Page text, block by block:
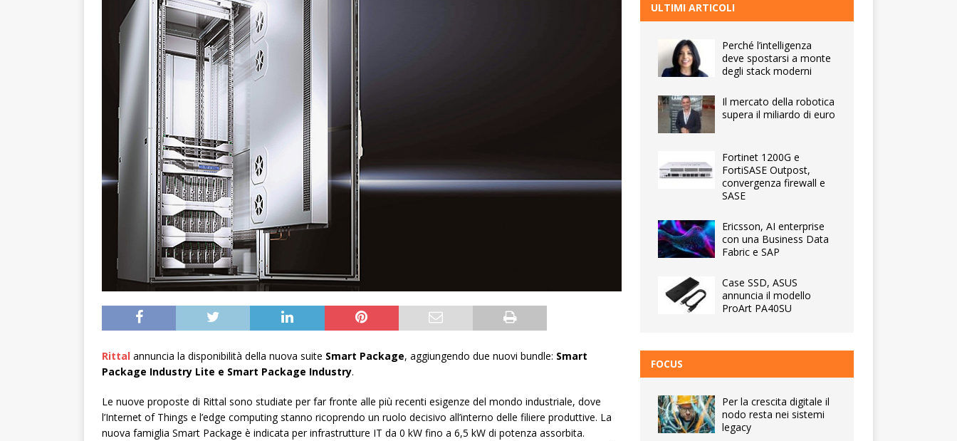
Rittal annuncia la disponibilità della nuova suite Smart Package, aggiungendo due nuovi bundle: Smart
Package Industry Lite e Smart Package Industry.
Le nuove proposte di Rittal sono studiate per far fronte alle più recenti esigenze del mondo industriale, dove
l’Internet of Things e l’edge computing stanno ricoprendo un ruolo decisivo all’interno delle filiere produttive. La
nuova famiglia Smart Package è indicata per infrastrutture IT da 0 kW fino a 6,5 kW di potenza assorbita.
ULTIMI ARTICOLI
Perché l’intelligenza
deve spostarsi a monte
degli stack moderni
Il mercato della robotica
supera il miliardo di euro
Fortinet 1200G e
FortiSASE Outpost,
convergenza firewall e
SASE
Ericsson, AI enterprise
con una Business Data
Fabric e SAP
Case SSD, ASUS
annuncia il modello
ProArt PA40SU
FOCUS
Per la crescita digitale il
nodo resta nei sistemi
legacy